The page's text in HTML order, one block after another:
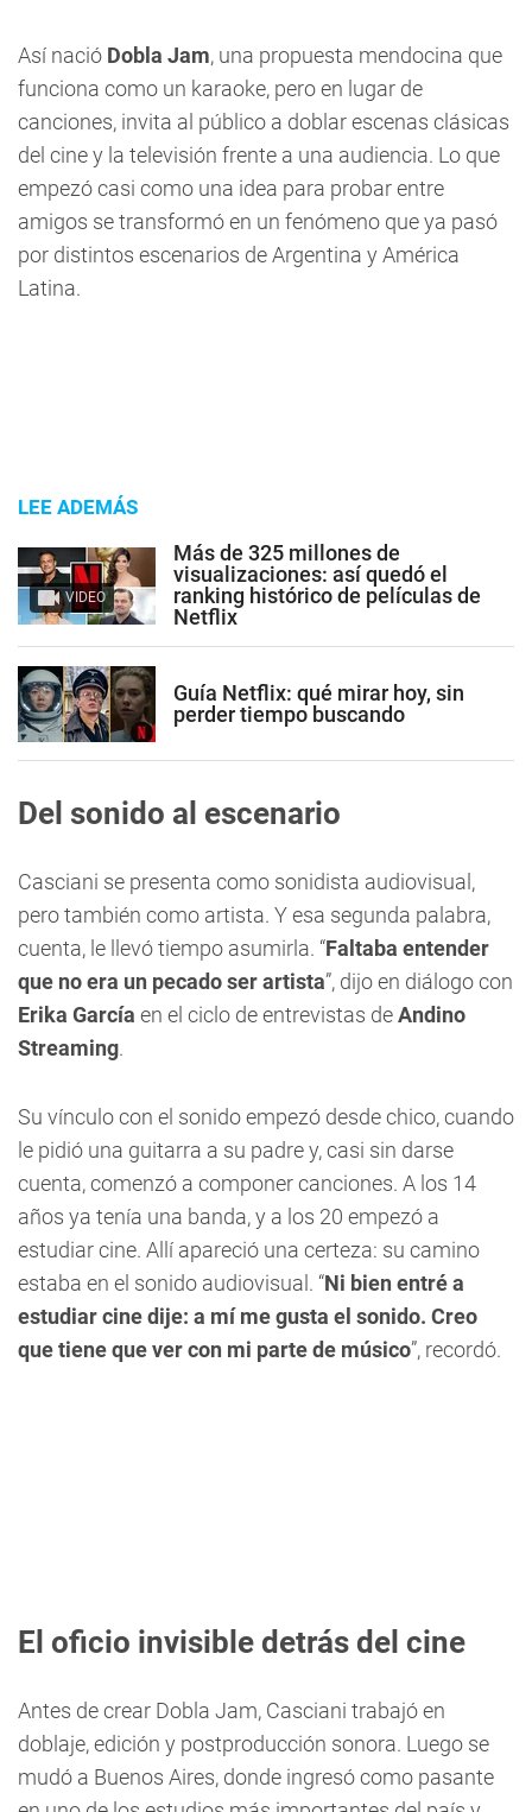
Así nació Dobla Jam, una propuesta mendocina que
funciona como un karaoke, pero en lugar de
canciones, invita al público a doblar escenas clásicas
del cine y la televisión frente a una audiencia. Lo que
empezó casi como una idea para probar entre
amigos se transformó en un fenómeno que ya pasó
por distintos escenarios de Argentina y América
Latina.
LEE ADEMÁS
VIDEO
Más de 325 millones de
visualizaciones: así quedó el
ranking histórico de películas de
Netflix
Guía Netflix: qué mirar hoy, sin
perder tiempo buscando
Del sonido al escenario
Casciani se presenta como sonidista audiovisual,
pero también como artista. Y esa segunda palabra,
cuenta, le llevó tiempo asumirla. “Faltaba entender
que no era un pecado ser artista”, dijo en diálogo con
Erika García en el ciclo de entrevistas deAndino
Streaming.
Su vínculo con el sonido empezó desde chico, cuando
le pidió una guitarra a su padre y, casi sin darse
cuenta, comenzó a componer canciones. A los 14
años ya tenía una banda, y a los 20 empezó a
estudiar cine. Allí apareció una certeza: su camino
estaba en el sonido audiovisual. “Ni bien entré a
estudiar cine dije: a mí me gusta el sonido. Creo
que tiene que ver con mi parte de músico”, recordó.
El oficio invisible detrás del cine
Antes de crear Dobla Jam, Casciani trabajó en
doblaje, edición y postproducción sonora. Luego se
mudó a Buenos Aires, donde ingresó como pasante